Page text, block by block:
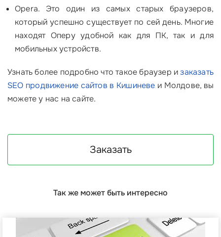
Opera. Это один из самых старых браузеров,
который успешно существует по сей день. Многие
находят Оперу удобной как для ПК, так и для
мобильных устройств.
Узнать более подробно что такое браузер изаказать
SEO продвижение сайтов в Кишиневе и Молдове, вы
можете у нас на сайте.
Заказать
Так же может быть интересно